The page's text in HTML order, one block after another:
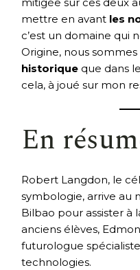
mettre en avant les
c’est un domaine qui
Origine, nous sommes
historique que dans
cela, à joué sur mon
En
Robert Langdon, le
symbologie, arrive au
Bilbao pour assister à
anciens élèves,
futurologue
technologies.